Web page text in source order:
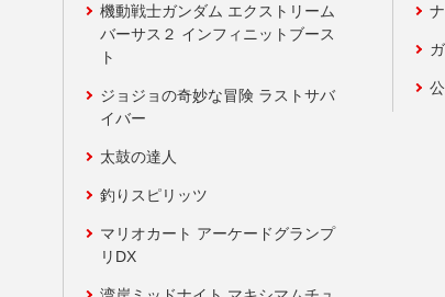
機動戦士ガンダム エクストリーム
バーサス２ インフィニットブース
ト
ジョジョの奇妙な冒険 ラストサバ
イバー
太鼓の達人
釣りスピリッツ
マリオカート アーケードグランプ
リDX